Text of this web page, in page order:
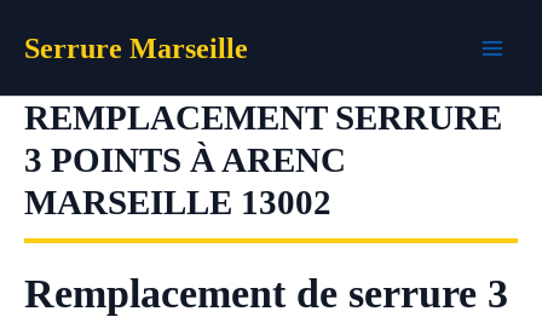
Serrure Marseille
REMPLACEMENT SERRURE
3 POINTS À ARENC
MARSEILLE 13002
Remplacement de serrure 3